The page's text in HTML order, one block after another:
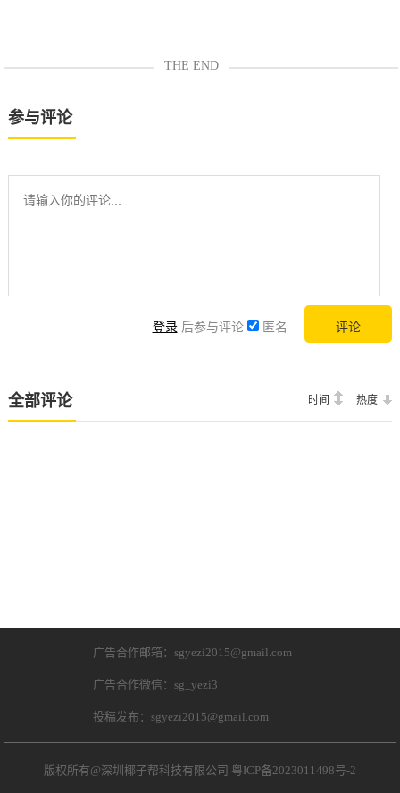
THE END
参与评论
登录 后参与评论 匿名
全部评论 时间 热度
广告合作邮箱：sgyezi2015@gmail.com
广告合作微信：sg_yezi3
投稿发布：sgyezi2015@gmail.com
版权所有@深圳椰子帮科技有限公司 粤ICP备2023011498号-2